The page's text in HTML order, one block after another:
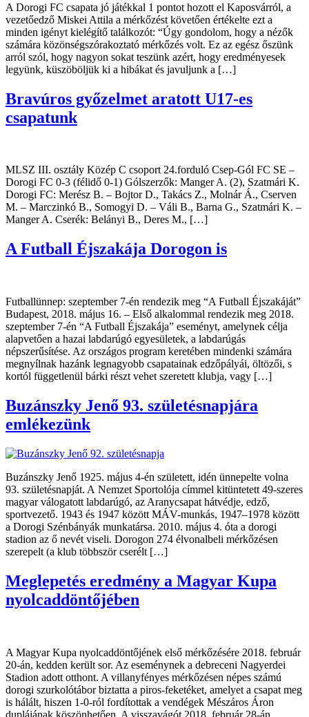
A Dorogi FC csapata jó játékkal 1 pontot hozott el Kaposvárról, a
vezetőedző Miskei Attila a mérkőzést követően értékelte ezt a
minden igényt kielégítő találkozót: “Úgy gondolom, hogy a nézők
számára közönségszórakoztató mérkőzés volt. Ez az egész őszünk
arról szól, hogy nagyon sokat teszünk azért, hogy eredményesek
legyünk, küszöböljük ki a hibákat és javuljunk a […]
Bravúros győzelmet aratott U17-es
csapatunk
MLSZ III. osztály Közép C csoport 24.forduló Csep-Gól FC SE –
Dorogi FC 0-3 (félidő 0-1) Gólszerzők: Manger A. (2), Szatmári K.
Dorogi FC: Merész B. – Bojtor D., Takács Z., Molnár Á., Cserven
M. – Marczinkó B., Somogyi D. – Váli B., Barna G., Szatmári K. –
Manger A. Cserék: Belányi B., Deres M., […]
A Futball Éjszakája Dorogon is
Futballünnep: szeptember 7-én rendezik meg “A Futball Éjszakáját”
Budapest, 2018. május 16. – Első alkalommal rendezik meg 2018.
szeptember 7-én “A Futball Éjszakája” eseményt, amelynek célja
alapvetően a hazai labdarúgó egyesületek, a labdarúgás
népszerűsítése. Az országos program keretében mindenki számára
megnyílnak hazánk legnagyobb csapatainak edzőpályái, öltözői, s
kortól függetlenül bárki részt vehet szeretett klubja, vagy […]
Buzánszky Jenő 93. születésnapjára
emlékezünk
Buzánszky Jenő 1925. május 4-én született, idén ünnepelte volna
93. születésnapját. A Nemzet Sportolója címmel kitüntetett 49-szeres
magyar válogatott labdarúgó, az Aranycsapat hátvédje, edző,
sportvezető. 1943 és 1947 között MÁV-munkás, 1947–1978 között
a Dorogi Szénbányák munkatársa. 2010. május 4. óta a dorogi
stadion az ő nevét viseli. Dorogon 274 élvonalbeli mérkőzésen
szerepelt (a klub többször cserélt […]
Meglepetés eredmény a Magyar Kupa
nyolcaddöntőjében
A Magyar Kupa nyolcaddöntőjének első mérkőzésére 2018. február
20-án, kedden került sor. Az eseménynek a debreceni Nagyerdei
Stadion adott otthont. A villanyfényes mérkőzésen népes számú
dorogi szurkolótábor biztatta a piros-feketéket, amelyet a csapat meg
is hálált, hiszen 1-0-ról fordítottak a vendégek Mészáros Áron
duplájának köszönhetően. A visszavágót 2018. február 28-án,